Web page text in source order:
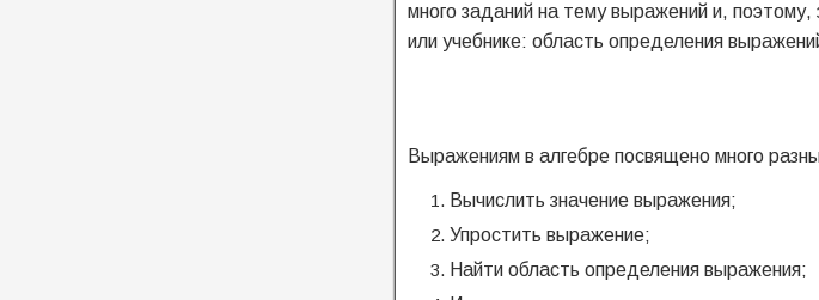
много заданий на тему выражений и,
или учебнике: область определения
Выражениям в алгебре посвящено много
Вычислить значение выражения;
Упростить выражение;
Найти область определения выражения;